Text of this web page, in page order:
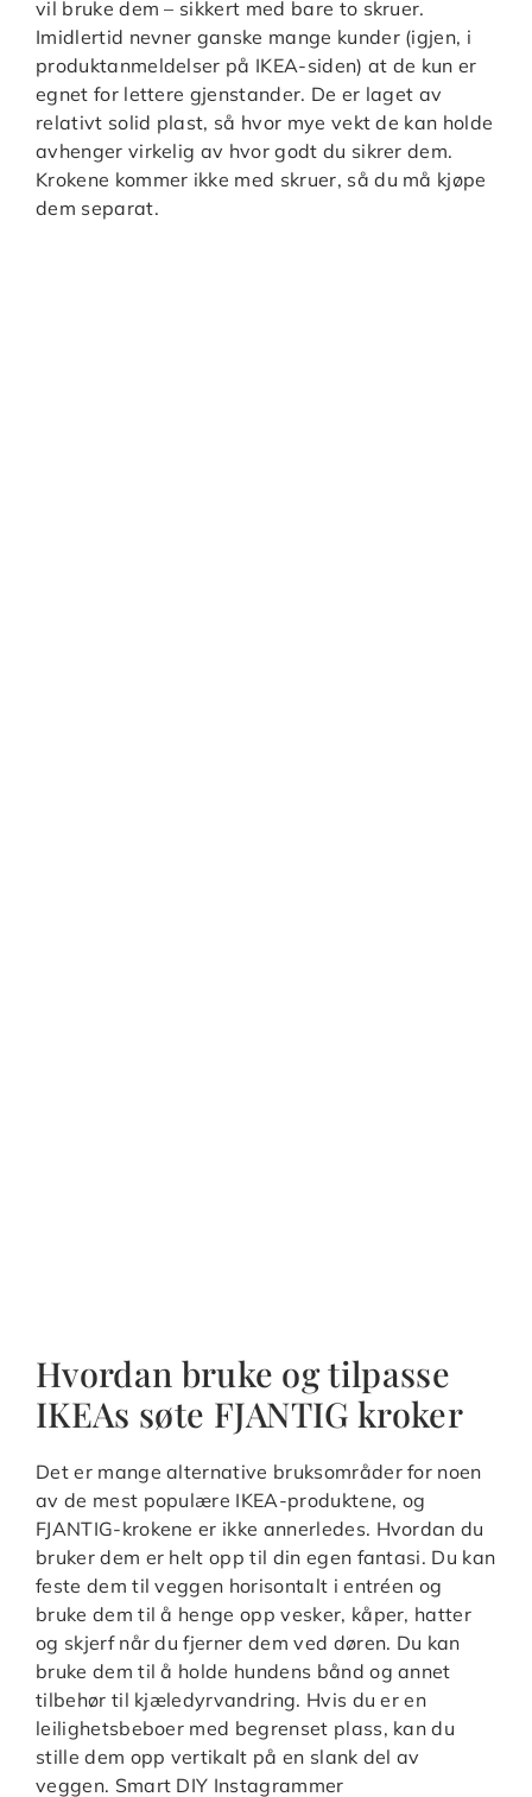
vil bruke dem – sikkert med bare to skruer.
Imidlertid nevner ganske mange kunder (igjen, i
produktanmeldelser på IKEA-siden) at de kun er
egnet for lettere gjenstander. De er laget av
relativt solid plast, så hvor mye vekt de kan holde
avhenger virkelig av hvor godt du sikrer dem.
Krokene kommer ikke med skruer, så du må kjøpe
dem separat.
Hvordan bruke og tilpasse
IKEAs søte FJANTIG kroker
Det er mange alternative bruksområder for noen
av de mest populære IKEA-produktene, og
FJANTIG-krokene er ikke annerledes. Hvordan du
bruker dem er helt opp til din egen fantasi. Du kan
feste dem til veggen horisontalt i entréen og
bruke dem til å henge opp vesker, kåper, hatter
og skjerf når du fjerner dem ved døren. Du kan
bruke dem til å holde hundens bånd og annet
tilbehør til kjæledyrvandring. Hvis du er en
leilighetsbeboer med begrenset plass, kan du
stille dem opp vertikalt på en slank del av
veggen. Smart DIY Instagrammer